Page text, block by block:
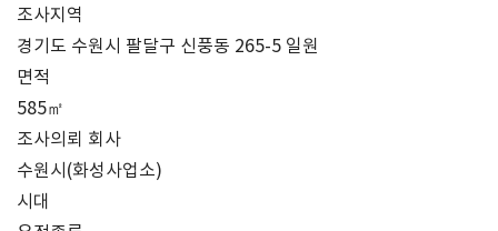
조사지역
경기도 수원시 팔달구 신풍동 265-5 일원
면적
585㎡
조사의뢰 회사
수원시(화성사업소)
시대